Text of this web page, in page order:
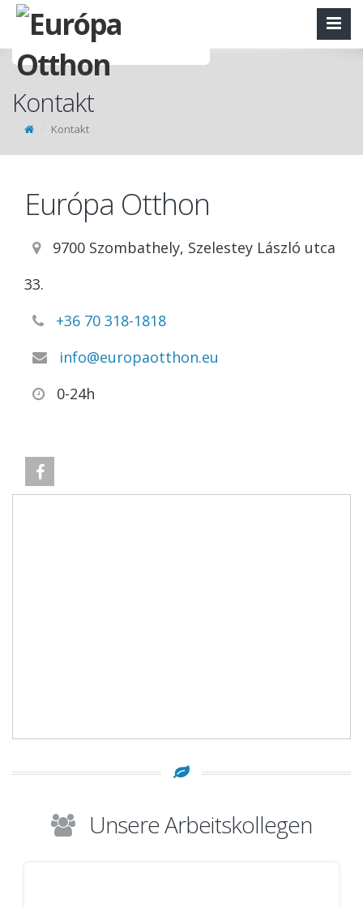
Kontakt
Kontakt
Európa Otthon
9700 Szombathely, Szelestey László utca
33.
+36 70 318-1818
info@europaotthon.eu
0-24h
Unsere Arbeitskollegen